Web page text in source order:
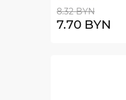
8.32 BYN
7.70 BYN